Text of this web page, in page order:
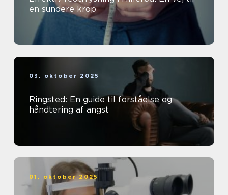
en sundere krop
03. oktober 2025
Ringsted: En guide til forståelse og
håndtering af angst
01. oktober 2025